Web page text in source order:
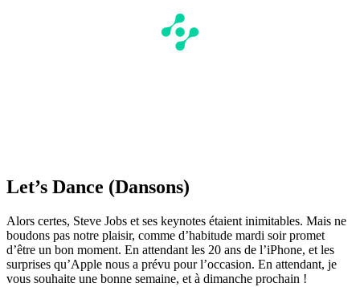
Let’s Dance (Dansons)
Alors certes, Steve Jobs et ses keynotes étaient inimitables. Mais ne
boudons pas notre plaisir, comme d’habitude mardi soir promet
d’être un bon moment. En attendant les 20 ans de l’iPhone, et les
surprises qu’Apple nous a prévu pour l’occasion. En attendant, je
vous souhaite une bonne semaine, et à dimanche prochain !